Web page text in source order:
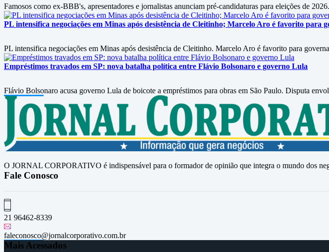
Famosos como ex-BBB's, apresentadores e jornalistas anunciam pré-candidaturas para eleições de
PL intensifica negociações em Minas após desistência de Cleitinho; Marcelo Aro é favorito para
PL intensifica negociações em Minas após desistência de Cleitinho. Marcelo Aro é favorito para
Empréstimos travados em SP: nova batalha política entre Flávio Bolsonaro e governo Lula
Flávio Bolsonaro acusa governo Lula de boicote a empréstimos para obras em São Paulo. Disputa
O JORNAL CORPORATIVO é indispensável para o formador de opinião que integra o mundo dos
Fale Conosco
21 96462-8339
faleconosco@jornalcorporativo.com.br
Mais Acessados